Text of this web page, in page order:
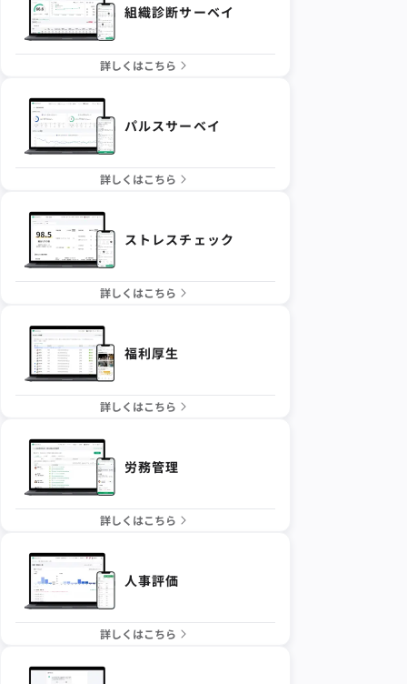
組織診断サーベイ
詳しくはこちら
パルスサーベイ
詳しくはこちら
ストレスチェック
詳しくはこちら
福利厚生
詳しくはこちら
労務管理
詳しくはこちら
人事評価
詳しくはこちら